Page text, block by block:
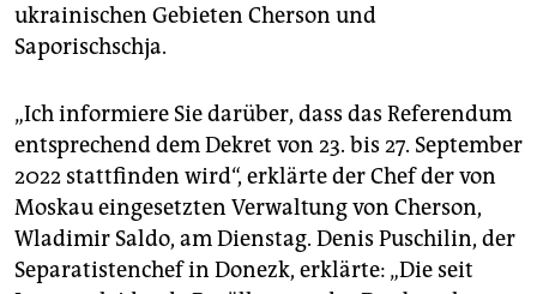
ukrainischen Gebieten Cherson und
Saporischschja.
„Ich informiere Sie darüber, dass das Referendum
entsprechend dem Dekret von 23. bis 27. September
2022 stattfinden wird“, erklärte der Chef der von
Moskau eingesetzten Verwaltung von Cherson,
Wladimir Saldo, am Dienstag. Denis Puschilin, der
Separatistenchef in Donezk, erklärte: „Die seit